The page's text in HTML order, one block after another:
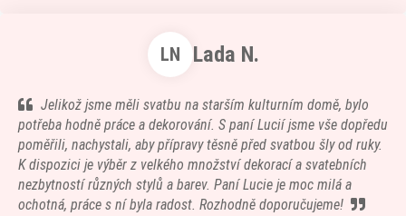
LN Lada N.
Jelikož jsme měli svatbu na starším kulturním domě, bylo
potřeba hodně práce a dekorování. S paní Lucií jsme vše dopředu
poměřili, nachystali, aby přípravy těsně před svatbou šly od ruky.
K dispozici je výběr z velkého množství dekorací a svatebních
nezbytností různých stylů a barev. Paní Lucie je moc milá a
ochotná, práce s ní byla radost. Rozhodně doporučujeme!